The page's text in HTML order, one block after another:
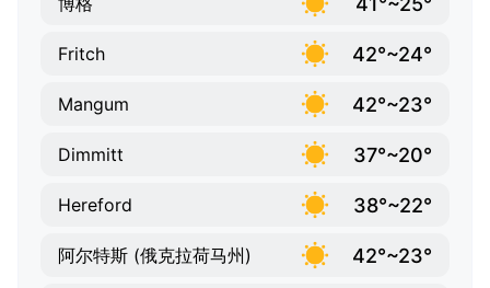
Fritch 42°~24°
Mangum 42°~23°
Dimmitt 37°~20°
Hereford 38°~22°
阿尔特斯 (俄克拉荷马州) 42°~23°